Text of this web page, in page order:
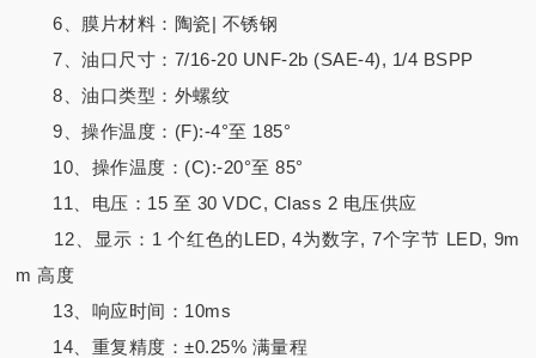
6、膜片材料：陶瓷| 不锈钢
7、油口尺寸：7/16-20 UNF-2b (SAE-4), 1/4 BSPP
8、油口类型：外螺纹
9、操作温度：(F):-4°至 185°
10、操作温度：(C):-20°至 85°
11、电压：15 至 30 VDC, Class 2 电压供应
12、显示：1 个红色的LED, 4为数字, 7个字节 LED, 9m
m 高度
13、响应时间：10ms
14、重复精度：±0.25% 满量程